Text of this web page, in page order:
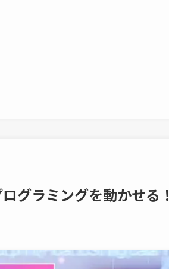
グラミングを動かせる！